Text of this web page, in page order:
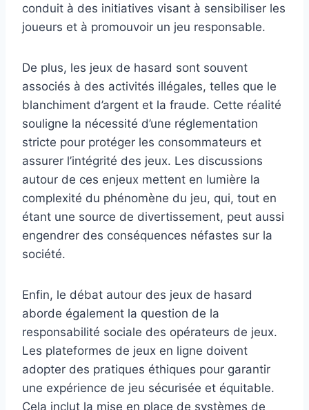
conduit à des initiatives visant à sensibiliser les
joueurs et à promouvoir un jeu responsable.
De plus, les jeux de hasard sont souvent
associés à des activités illégales, telles que le
blanchiment d’argent et la fraude. Cette réalité
souligne la nécessité d’une réglementation
stricte pour protéger les consommateurs et
assurer l’intégrité des jeux. Les discussions
autour de ces enjeux mettent en lumière la
complexité du phénomène du jeu, qui, tout en
étant une source de divertissement, peut aussi
engendrer des conséquences néfastes sur la
société.
Enfin, le débat autour des jeux de hasard
aborde également la question de la
responsabilité sociale des opérateurs de jeux.
Les plateformes de jeux en ligne doivent
adopter des pratiques éthiques pour garantir
une expérience de jeu sécurisée et équitable.
Cela inclut la mise en place de systèmes de